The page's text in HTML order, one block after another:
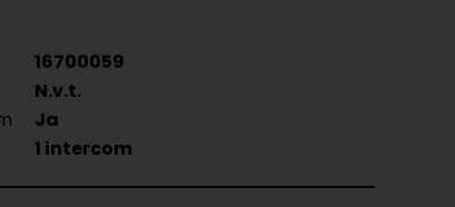
16700059
N.v.t.
Ja
1 intercom